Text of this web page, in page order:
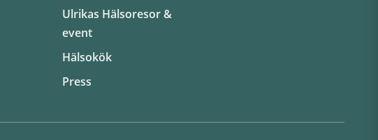
Ulrikas Hälsoresor &
event
Hälsokök
Press